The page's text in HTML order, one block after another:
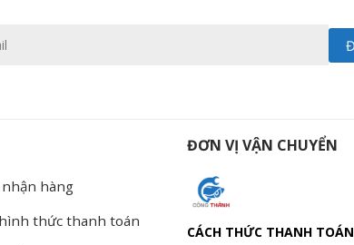
nhận hàng
thức thanh toán
ĐƠN VỊ VẬN CHUYỂN
CÁCH THỨC THANH TOÁN